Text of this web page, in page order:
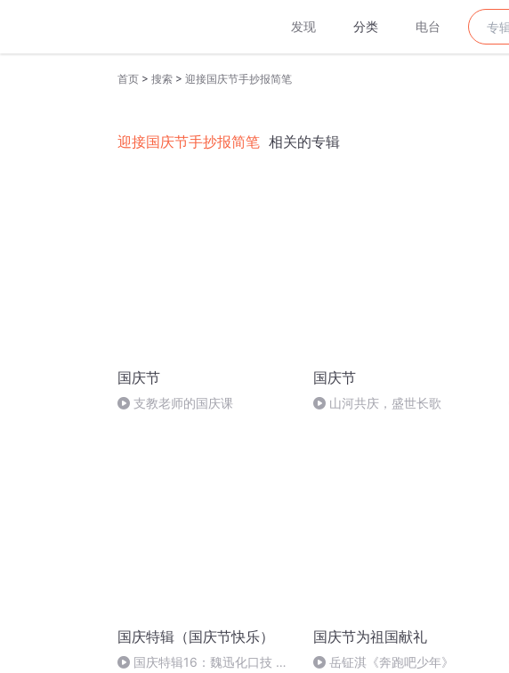
发现 分类 电台
首页 > 搜索 > 迎接国庆节手抄报简笔
迎接国庆节手抄报简笔 相关的专辑
国庆节
支教老师的国庆课
国庆节
山河共庆，盛世长歌
国庆特辑（国庆节快乐）
国庆特辑16：魏迅化口技 二
国庆节为祖国献礼
岳钲淇《奔跑吧少年》